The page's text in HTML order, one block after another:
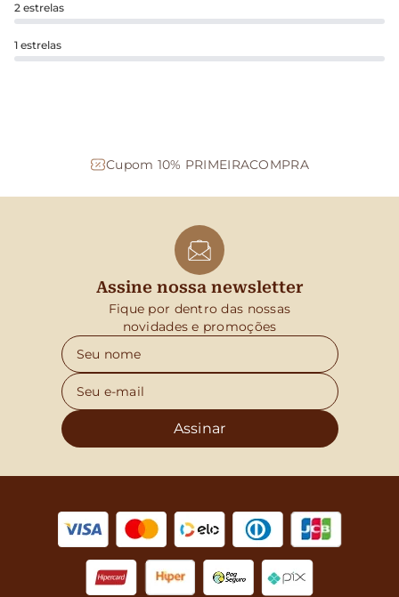
2 estrelas
1 estrelas
Cupom 10% PRIMEIRACOMPRA
Assine nossa newsletter
Fique por dentro das nossas
novidades e promoções
Assinar